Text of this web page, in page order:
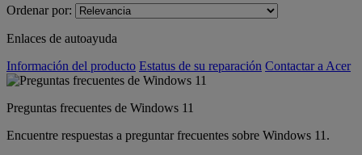
Ordenar por:
Enlaces de autoayuda
Información del producto Estatus de su reparación Contactar a Acer
Preguntas frecuentes de Windows 11
Encuentre respuestas a preguntar frecuentes sobre Windows 11.